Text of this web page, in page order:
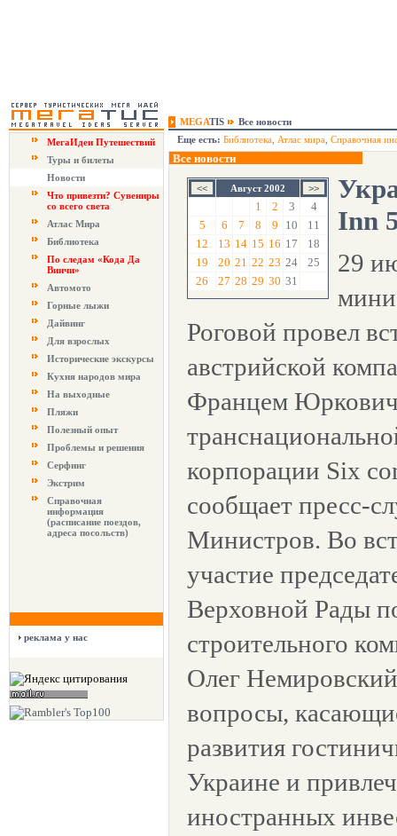
MEGATIS
Все новости
МегаИдеи Путешествий
Туры и билеты
Новости
Что привезти? Сувениры
со всего света
Атлас Мира
Библиотека
По следам «Кода Да
Винчи»
Автомото
Горные лыжи
Дайвинг
Для взрослых
Исторические экскурсы
Кухня народов мира
На выходные
Пляжи
Полезный опыт
Проблемы и решения
Серфинг
Экстрим
Справочная
информация
(расписание поездов,
адреса посольств)
реклама у нас
Еще есть: Библиотека Атлас мира Справочная
Все новости
Август 2002
1 2 3
4
5
6 7 8 9 10
11
12
13 14 15 16 17
18
19
20 21 22 23 24
25
26
27 28 29 30 31
Inn
29
Роговой провел
австрийской
Францем
корпорации Six
сообщает пресс-
Министров. Во
участие
Верховной Рады
строительного
Олег
вопросы,
развития
Украине и
иностранных